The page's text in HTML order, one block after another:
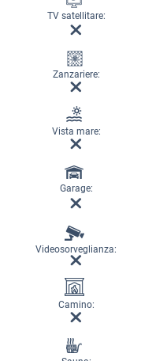
TV satellitare:
Zanzariere:
Vista mare:
Garage:
Videosorveglianza:
Camino: